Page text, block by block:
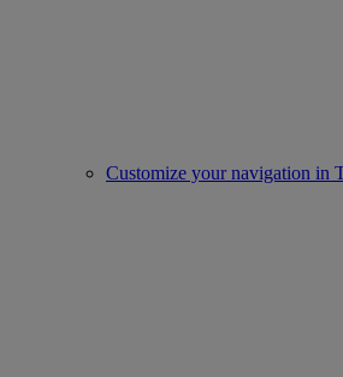
Customize your navigation in